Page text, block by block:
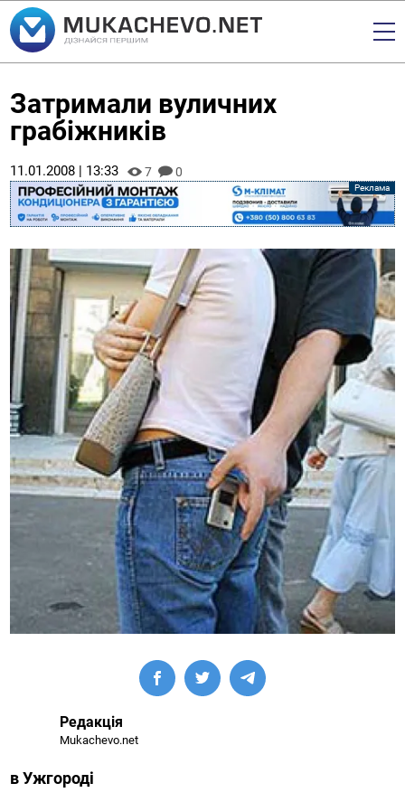
Затримали вуличних
грабіжників
11.01.2008 | 13:33 7 0
Редакція
Mukachevo.net
в Ужгороді